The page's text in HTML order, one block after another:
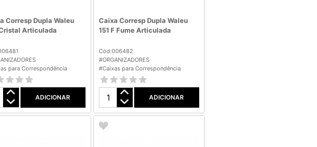
Corresp Dupla Waleu
Articulada
para Correspondência
ADICIONAR
Caixa Corresp Dupla Waleu
151 F Fume Articulada
Cód:006482
#ORGANIZADORES
#Caixas para Correspondência
ADICIONAR